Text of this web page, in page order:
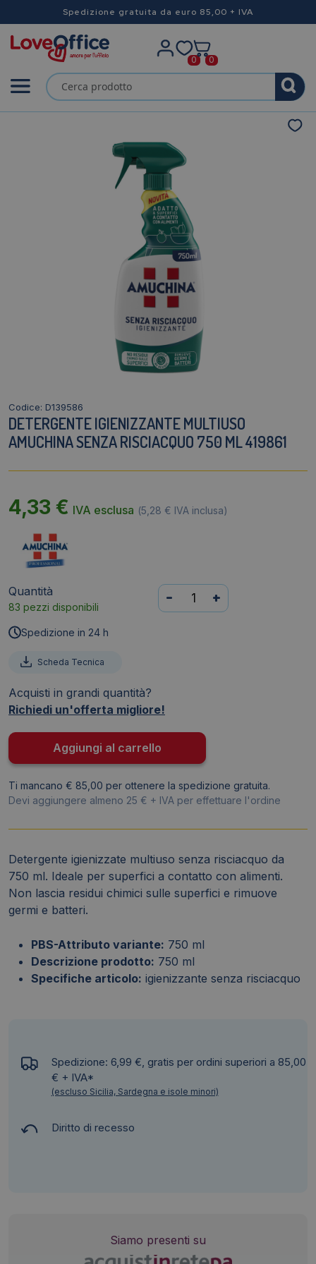
Spedizione gratuita da euro 85,00 + IVA
0 0
Codice: D139586
DETERGENTE IGIENIZZANTE MULTIUSO
AMUCHINA SENZA RISCIACQUO 750 ML 419861
4,33 € IVA esclusa (5,28 € IVA inclusa)
Quantità
83 pezzi disponibili
Detergente
igienizzante
ml
quantità
- +
Spedizione in 24 h
Scheda Tecnica
Acquisti in grandi quantità?
Richiedi un'offerta migliore!
Aggiungi al carrello
Ti mancano € 85,00 per ottenere la spedizione gratuita.
Devi aggiungere almeno 25 € + IVA per effettuare l'ordine
Detergente igienizzate multiuso senza risciacquo da
750 ml. Ideale per superfici a contatto con alimenti.
Non lascia residui chimici sulle superfici e rimuove
germi e batteri.
PBS-Attributo variante: 750 ml
Descrizione prodotto: 750 ml
Specifiche articolo: igienizzante senza risciacquo
Spedizione: 6,99 €, gratis per ordini superiori a 85,00
€ + IVA*
(escluso Sicilia, Sardegna e isole minori)
Diritto di recesso
Siamo presenti su